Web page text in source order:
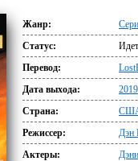
Жанр:
Статус:
Перевод:
Дата выхода:
2019
Страна:
Режиссер:
Актеры: